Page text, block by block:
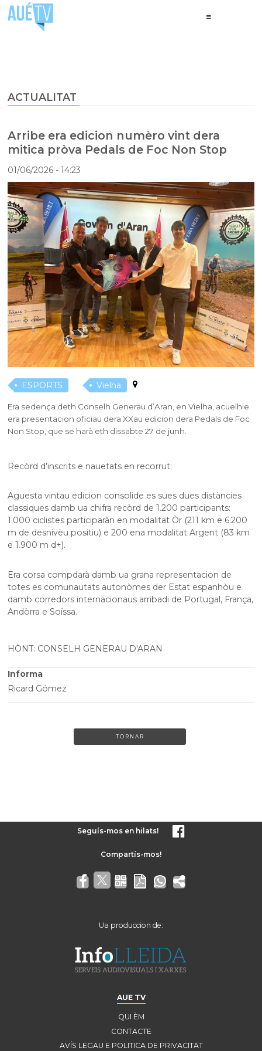
ACTUALITAT
Arribe era edicion numèro vint dera
mitica pròva Pedals de Foc Non Stop
01/06/2026- 14:23
ESPORTS Vielha
Era sedença deth Conselh Generau d’Aran, en Vielha, acuelhie
era presentacion oficiau dera XXau edicion dera Pedals de Foc
Non Stop, que se harà eth dissabte 27 de junh.
Recòrd d’inscrits e nauetats en recorrut:
Aguesta vintau edicion consolide es sues dues distàncies
classiques damb ua chifra recòrd de 1.200 participants:
1.000 ciclistes participaràn en modalitat Òr (211 km e 6.200
m de desnivèu positiu) e 200 ena modalitat Argent (83 km
e 1.900 m d+).
Era corsa compdarà damb ua grana representacion de
totes es comunautats autonòmes der Estat espanhòu e
damb corredors internacionaus arribadi de Portugal, França,
Andòrra e Soïssa.
HÒNT: CONSELH GENERAU D'ARAN
Informa
Ricard Gómez
TORNAR
Seguís-mos en hilats!
Ua produccion de:
AUE TV
QUI ÈM
CONTACTE
AVÍS LEGAU E POLITICA DE PRIVACITAT